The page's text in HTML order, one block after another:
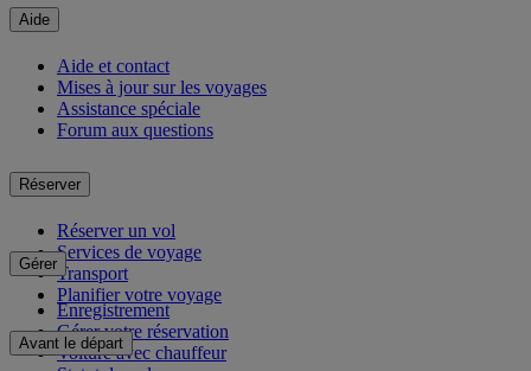
Aide
Aide et contact
Mises à jour sur les voyages
Assistance spéciale
Forum aux questions
Réserver
Réserver un vol
Services de voyage
Transport
Planifier votre voyage
Gérer
Enregistrement
Gérer votre réservation
Voiture avec chauffeur
Avant le départ